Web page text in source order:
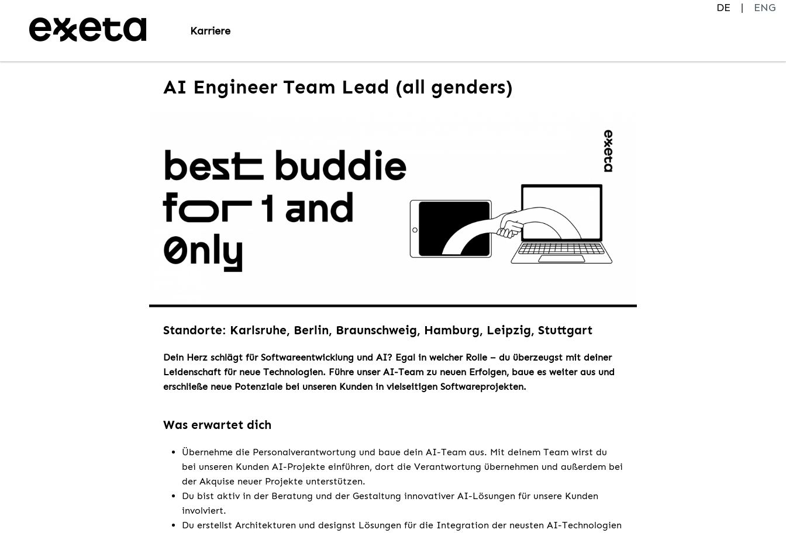
DE
ENG
Karriere
AI Engineer Team Lead (all genders)
Standorte: Karlsruhe, Berlin, Braunschweig, Hamburg, Leipzig, Stuttgart
Dein Herz schlägt für Softwareentwicklung und AI? Egal in welcher Rolle – du überzeugst mit deiner
Leidenschaft für neue Technologien. Führe unser AI-Team zu neuen Erfolgen, baue es weiter aus und
erschließe neue Potenziale bei unseren Kunden in vielseitigen Softwareprojekten.
Was erwartet dich
Übernehme die Personalverantwortung und baue dein AI-Team aus. Mit deinem Team wirst du
bei unseren Kunden AI-Projekte einführen, dort die Verantwortung übernehmen und außerdem bei
der Akquise neuer Projekte unterstützen.
Du bist aktiv in der Beratung und der Gestaltung innovativer AI-Lösungen für unsere Kunden
involviert.
Du erstellst Architekturen und designst Lösungen für die Integration der neusten AI-Technologien